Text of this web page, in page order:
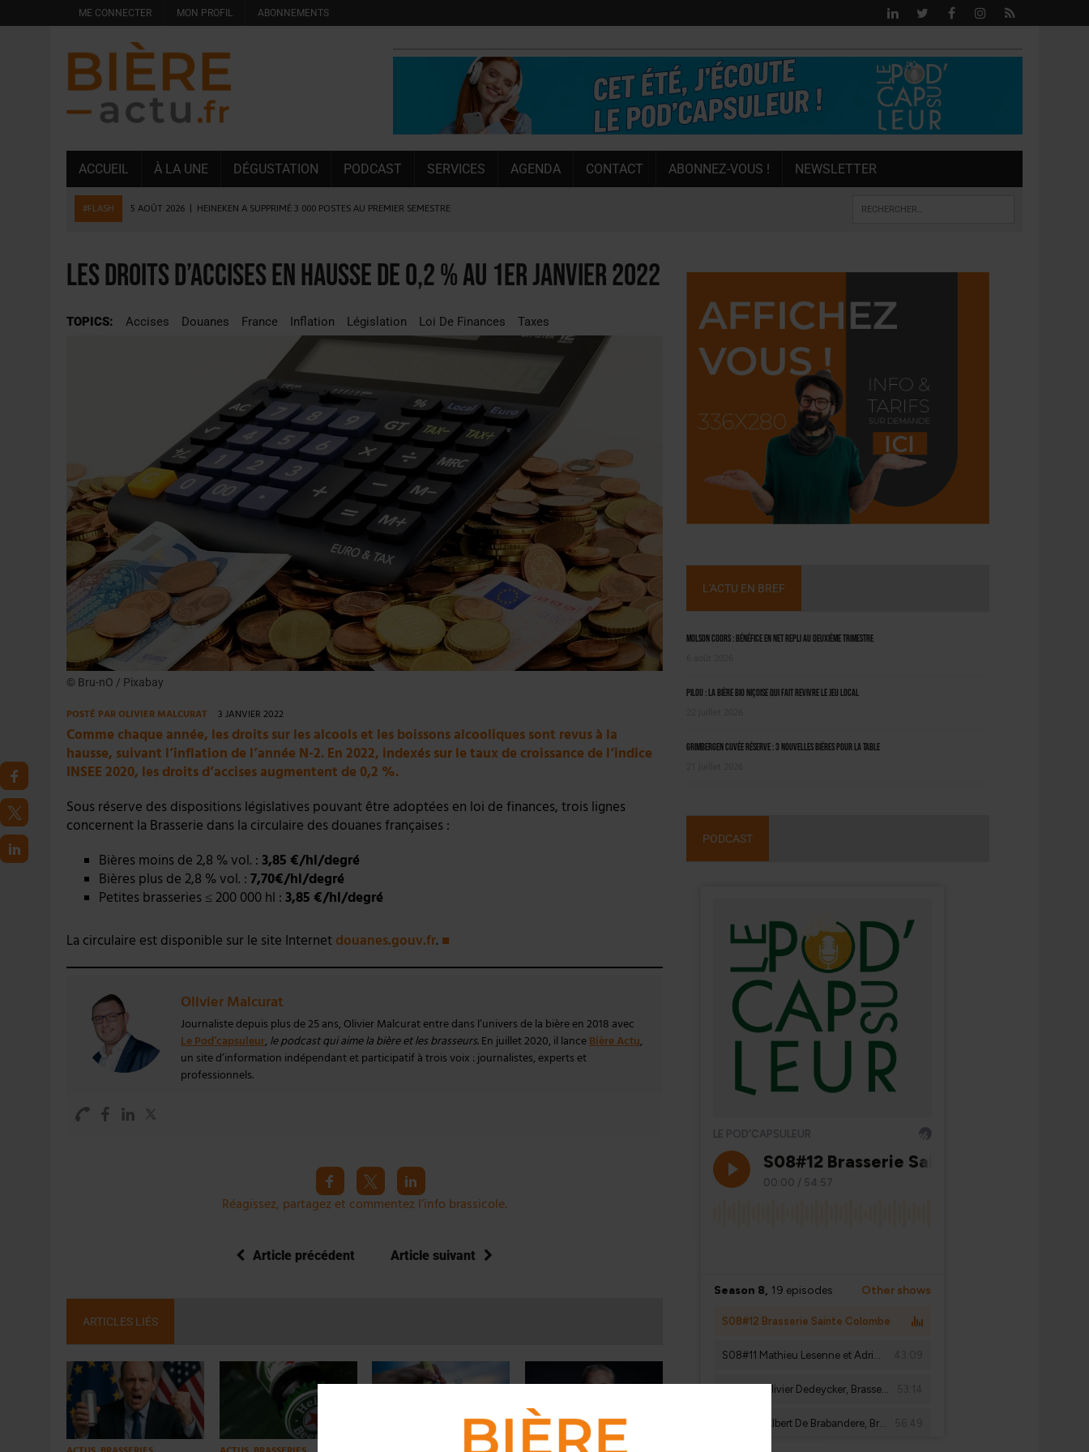
ME CONNECTER MON PROFIL ABONNEMENTS
ACCUEIL À LA UNE DÉGUSTATION PODCAST SERVICES AGENDA CONTACT ABONNEZ-VOUS ! NEWSLETTER
#FLASH 5 AOÛT 2026 HEINEKEN A SUPPRIMÉ 3 000 POSTES AU PREMIER SEMESTRE
4 AOÛT 2026 | DESPERADOS AVENIDA : 3 INNOVATIONS LATINES DE L’ÉTÉ
4 AOÛT 2026 | LA GÉNÉRATION Z ET LA MODÉRATION RÉINVENTENT LE MARCHÉ [ÉTUDE]
3 AOÛT 2026 CONSOMMATION : LA VISION DU GROUPE ANTHONY MARTIN
PODCAST – BRASSERIE SAINTE COLOMBE, 30 ANS, PIONNIÈRE EN ILLE-ET-VILAINE
JUIN EN CHR : LA BIÈRE RESTE EN TÊTE, POURSUIVIE PAR LES NO/LOW [ÉTUDE]
SAVERNE : LA FÊTE DE LA BIÈRE SOUFFLE SA 15E BOUGIE
Les droits d’accises en hausse de 0,2 % au 1er janvier 2022
TOPICS: Accises Douanes France Inflation Législation Loi De Finances Taxes
© Bru-nO / Pixabay
POSTÉ PAROLIVIER MALCURAT 3 JANVIER 2022
Comme chaque année, les droits sur les alcools et les boissons alcooliques sont revus à la
hausse, suivant l’inflation de l’année N-2. En 2022, indexés sur le taux de croissance de l‘indice
INSEE 2020, les droits d’accises augmentent de 0,2 %.
Sous réserve des dispositions législatives pouvant être adoptées en loi de finances, trois lignes
concernent la Brasserie dans la circulaire des douanes françaises :
Bières moins de 2,8 % vol. : 3,85 €/hl/degré
Bières plus de 2,8 % vol. : 7,70€/hl/degré
Petites brasseries ≤ 200 000 hl : 3,85 €/hl/degré
La circulaire est disponible sur le site Internet douanes.gouv.fr. ■
Olivier Malcurat
Journaliste depuis plus de 25 ans, Olivier Malcurat entre dans l’univers de la bière en 2018 avec
Le Pod’capsuleur, le podcast qui aime la bière et les brasseurs. En juillet 2020, il lanceBière Actu,
un site d’information indépendant et participatif à trois voix : journalistes, experts et
professionnels.
Réagissez, partagez et commentez l’info brassicole.
Article précédent Article suivant
ARTICLES LIÉS
L'ACTU EN BREF
Molson Coors : bénéfice en net repli au deuxième trimestre
Pilou : la bière bio niçoise qui fait revivre le jeu local
Grimbergen Cuvée Réserve : 3 nouvelles bières pour la table
PODCAST